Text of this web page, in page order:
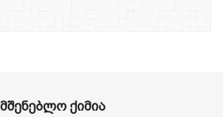
ქიმია